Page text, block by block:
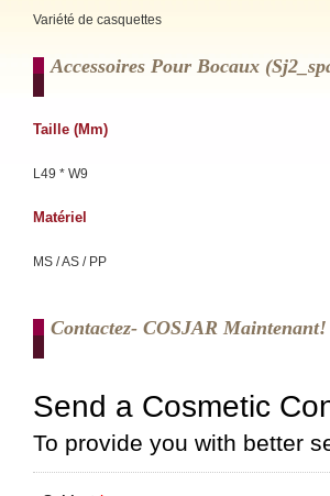
Variété de casquettes
Accessoires Pour Bocaux
Taille (mm)
L49 * W9
Matériel
MS / AS / PP
Contactez- COSJAR Maintenant!